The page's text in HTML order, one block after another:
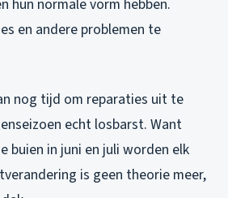
hun normale vorm hebben.
en andere problemen te
nog tijd om reparaties uit te
echt losbarst. Want
buien in juni en juli worden elk
is geen theorie meer,